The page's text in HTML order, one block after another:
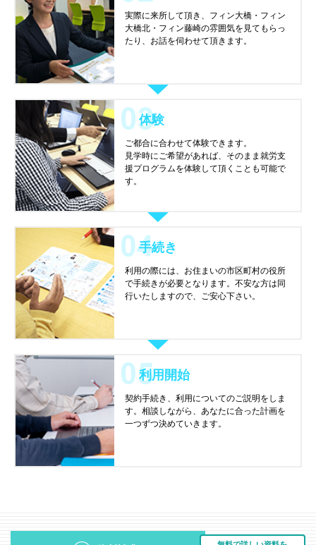
実際に来所して頂き、フィン大橋・フィン
大橋北・フィン藤崎の雰囲気を見てもらっ
たり、お話を伺わせて頂きます。
体験
ご都合に合わせて体験できます。
見学時にご希望があれば、そのまま就労支
援プログラムを体験して頂くことも可能で
す。
手続き
利用の際には、お住まいの市区町村の役所
で手続きが必要となります。不安な方は同
行いたしますので、ご安心下さい。
利用開始
契約手続き、利用についてのご説明をしま
す。相談しながら、あなたに合った計画を
一つずつ決めていきます。